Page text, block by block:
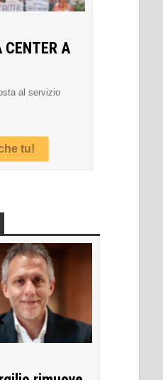
CENTER A
al servizio
tu!